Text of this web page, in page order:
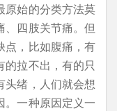
原始的分类方法莫
、四肢关节痛。但
点，比如腹痛，有
的拉不出，有的只
头绪，人们就会想
。一种原因定义一